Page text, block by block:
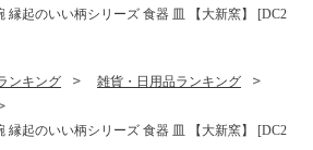
縁起のいい柄シリーズ 食器 皿 【大新窯】 [DC2
ンキング
雑貨・日用品ランキング
縁起のいい柄シリーズ 食器 皿 【大新窯】 [DC2